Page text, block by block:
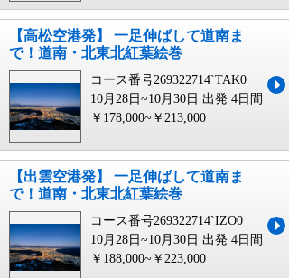
【高松空港発】 一足伸ばして道南ま
で！道南・北東北紅葉絵巻
コース番号269322714`TAK0
10月28日~10月30日 出発 4日間
￥178,000~￥213,000
【出雲空港発】 一足伸ばして道南ま
で！道南・北東北紅葉絵巻
コース番号269322714`IZO0
10月28日~10月30日 出発 4日間
￥188,000~￥223,000